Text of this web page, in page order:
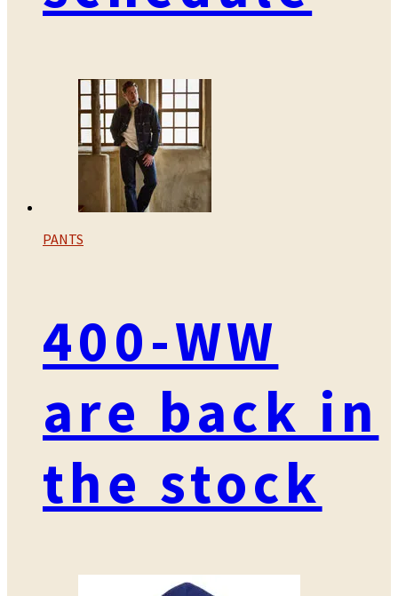
PANTS
400-WW
are back in
the stock